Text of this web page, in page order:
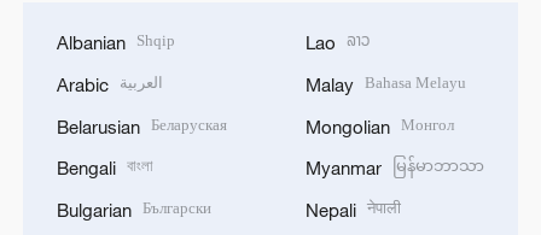
Albanian Shqip
Arabic العربية
Belarusian Беларуская
Bengali বাংলা
Bulgarian Български
Lao ລາວ
Malay Bahasa Melayu
Mongolian Монгол
Myanmar မြန်မာဘာသာ
Nepali नेपाली